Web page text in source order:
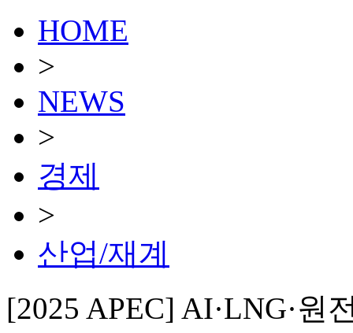
HOME
>
NEWS
>
경제
>
산업/재계
[2025 APEC] AI·LNG·